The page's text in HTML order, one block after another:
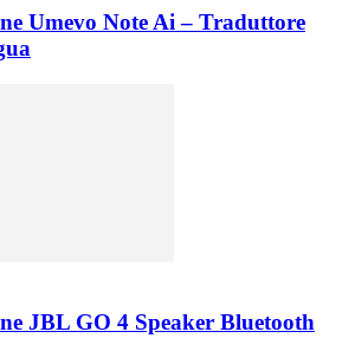
Umevo Note Ai – Traduttore
JBL GO 4 Speaker Bluetooth